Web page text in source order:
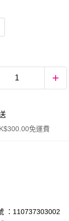
免運費
：110737303002